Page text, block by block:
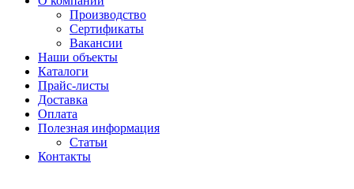
Производство
Сертификаты
Вакансии
Наши объекты
Каталоги
Прайс-листы
Доставка
Оплата
Полезная информация
Статьи
Контакты